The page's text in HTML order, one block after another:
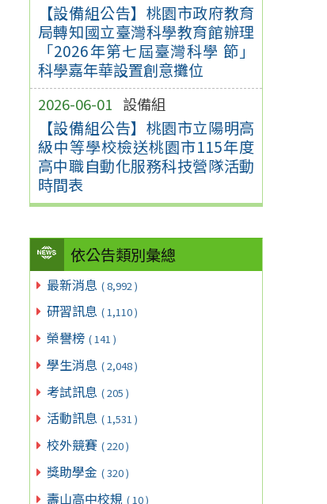
【設備組公告】桃園市政府教育
局轉知國立臺灣科學教育館辦理
「2026年第七屆臺灣科學 節」
科學嘉年華設置創意攤位
2026-06-01 設備組
【設備組公告】桃園市立陽明高
級中等學校檢送桃園市115年度
高中職自動化服務科技營隊活動
時間表
依公告類別彙總
最新消息 ( 8,992 )
研習訊息 ( 1,110 )
榮譽榜 ( 141 )
學生消息 ( 2,048 )
考試訊息 ( 205 )
活動訊息 ( 1,531 )
校外競賽 ( 220 )
獎助學金 ( 320 )
壽山高中校規 ( 10 )